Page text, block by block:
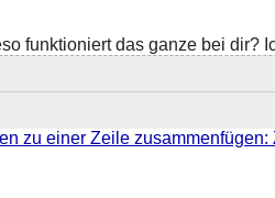
funktioniert das ganze bei dir?
zu einer Zeile